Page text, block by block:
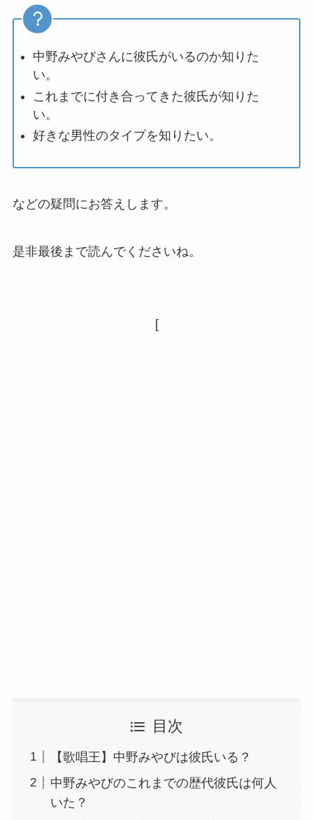
中野みやびさんに彼氏がいるのか知りた
い。
これまでに付き合ってきた彼氏が知りた
い。
好きな男性のタイプを知りたい。
などの疑問にお答えします。
是非最後まで読んでくださいね。
[
目次
【歌唱王】中野みやびは彼氏いる？
中野みやびのこれまでの歴代彼氏は何人
いた？